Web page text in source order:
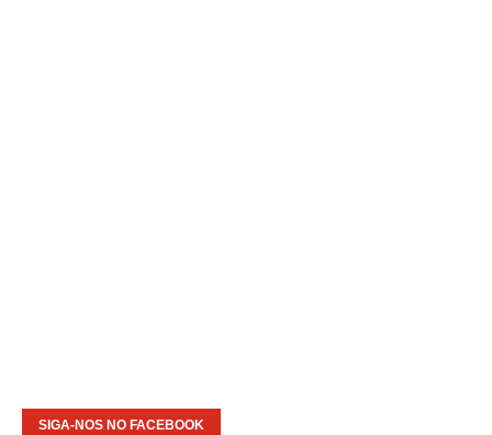
SIGA-NOS NO FACEBOOK